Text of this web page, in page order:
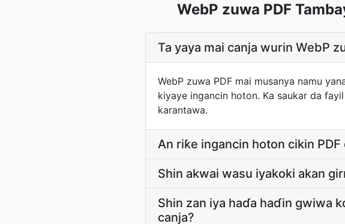
WebP zuwa PDF
Ta yaya mai canja wurin WebP
WebP zuwa PDF mai musanya namu
kiyaye ingancin hoton. Ka saukar da
karantawa.
An riƙe ingancin hoton cikin PDF
Shin akwai wasu iyakoki akan
Shin zan iya haɗa haɗin gwiwa
canja?